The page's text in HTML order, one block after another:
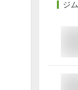
ジム